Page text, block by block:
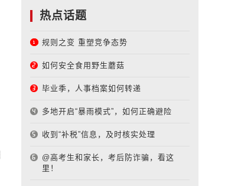
热点话题
规则之变 重塑竞争态势
如何安全食用野生蘑菇
毕业季，人事档案如何转递
多地开启“暴雨模式”，如何正确避险
收到“补税”信息，及时核实处理
@高考生和家长，考后防诈骗，看这
里！